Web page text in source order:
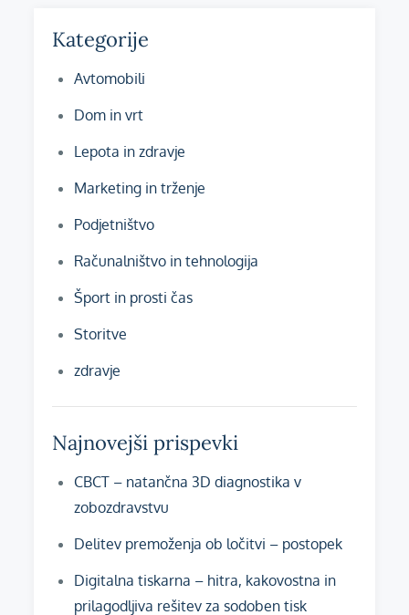
Kategorije
Avtomobili
Dom in vrt
Lepota in zdravje
Marketing in trženje
Podjetništvo
Računalništvo in tehnologija
Šport in prosti čas
Storitve
zdravje
Najnovejši prispevki
CBCT – natančna 3D diagnostika v
zobozdravstvu
Delitev premoženja ob ločitvi – postopek
Digitalna tiskarna – hitra, kakovostna in
prilagodljiva rešitev za sodoben tisk